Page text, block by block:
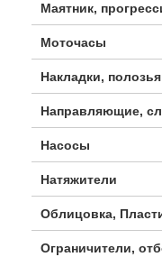
Маятник,
Моточасы
Накладки,
Направляющие,
Насосы
Натяжители
Облицовка,
Ограничители,